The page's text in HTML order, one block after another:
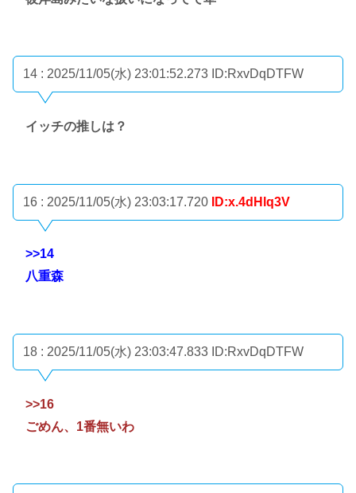
14 : 2025/11/05(水) 23:01:52.273 ID:RxvDqDTFW
イッチの推しは？
16 : 2025/11/05(水) 23:03:17.720 ID:x.4dHlq3V
>>14
八重森
18 : 2025/11/05(水) 23:03:47.833 ID:RxvDqDTFW
>>16
ごめん、1番無いわ